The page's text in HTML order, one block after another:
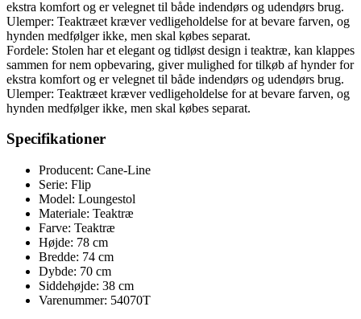
ekstra komfort og er velegnet til både indendørs og udendørs brug.
Ulemper: Teaktræet kræver vedligeholdelse for at bevare farven, og
hynden medfølger ikke, men skal købes separat.
Fordele: Stolen har et elegant og tidløst design i teaktræ, kan klappes
sammen for nem opbevaring, giver mulighed for tilkøb af hynder for
ekstra komfort og er velegnet til både indendørs og udendørs brug.
Ulemper: Teaktræet kræver vedligeholdelse for at bevare farven, og
hynden medfølger ikke, men skal købes separat.
Specifikationer
Producent: Cane-Line
Serie: Flip
Model: Loungestol
Materiale: Teaktræ
Farve: Teaktræ
Højde: 78 cm
Bredde: 74 cm
Dybde: 70 cm
Siddehøjde: 38 cm
Varenummer: 54070T